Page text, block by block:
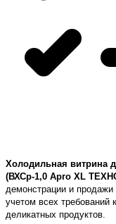
Холодильная витрина
(ВХСр-1,0 Арго XL
демонстрации и
учетом всех требований
деликатных продуктов.